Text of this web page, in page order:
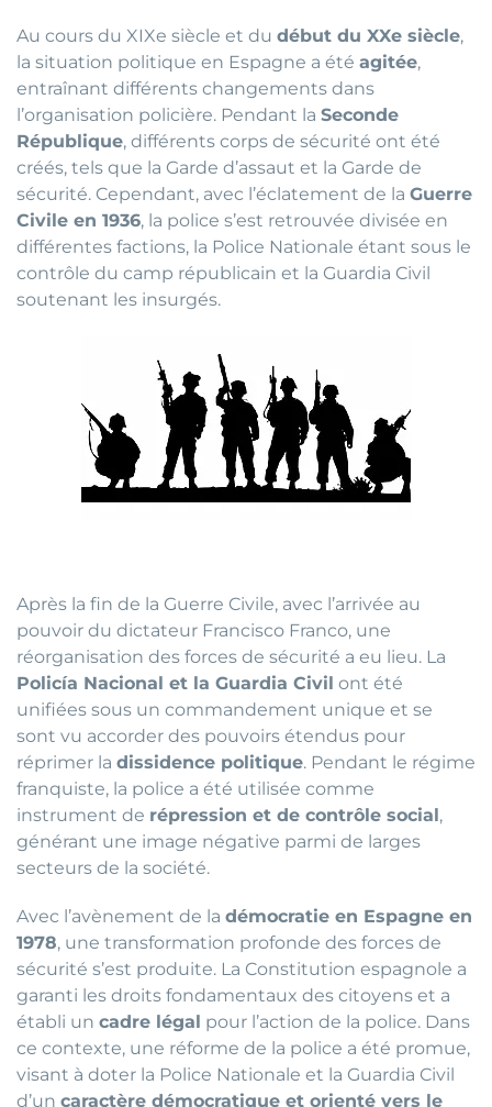
Au cours du XIXe siècle et du début du XXe siècle,
la situation politique en Espagne a été agitée,
entraînant différents changements dans
l’organisation policière. Pendant la Seconde
République, différents corps de sécurité ont été
créés, tels que la Garde d’assaut et la Garde de
sécurité. Cependant, avec l’éclatement de la Guerre
Civile en 1936, la police s’est retrouvée divisée en
différentes factions, la Police Nationale étant sous le
contrôle du camp républicain et la Guardia Civil
soutenant les insurgés.
Après la fin de la Guerre Civile, avec l’arrivée au
pouvoir du dictateur Francisco Franco, une
réorganisation des forces de sécurité a eu lieu. La
Policía Nacional et la Guardia Civil ont été
unifiées sous un commandement unique et se
sont vu accorder des pouvoirs étendus pour
réprimer la dissidence politique. Pendant le régime
franquiste, la police a été utilisée comme
instrument de répression et de contrôle social ,
générant une image négative parmi de larges
secteurs de la société.
Avec l’avènement de la démocratie en Espagne en
1978, une transformation profonde des forces de
sécurité s’est produite. La Constitution espagnole a
garanti les droits fondamentaux des citoyens et a
établi un cadre légal pour l’action de la police. Dans
ce contexte, une réforme de la police a été promue,
visant à doter la Police Nationale et la Guardia Civil
d’un caractère démocratique et orienté vers le